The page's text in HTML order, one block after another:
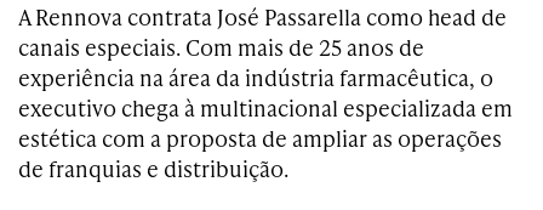
A Rennova contrata José Passarella como head de
canais especiais. Com mais de 25 anos de
experiência na área da indústria farmacêutica, o
executivo chega à multinacional especializada em
estética com a proposta de ampliar as operações
de franquias e distribuição.